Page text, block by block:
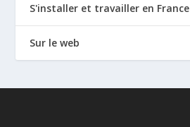
S'installer et travailler en France
Sur le web